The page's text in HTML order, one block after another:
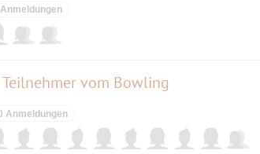
vom Bowling
Anmeldungen